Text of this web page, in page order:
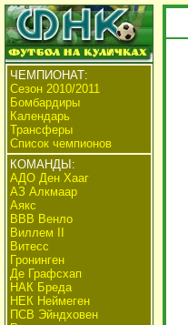
ЧЕМПИОНАТ:
Сезон 2010/2011
Бомбардиры
Календарь
Трансферы
Список чемпионов
КОМАНДЫ:
АДО Ден Хааг
АЗ Алкмаар
Аякс
ВВВ Венло
Виллем II
Витесс
Гронинген
Де Графсхап
НАК Бреда
НЕК Неймеген
ПСВ Эйндховен